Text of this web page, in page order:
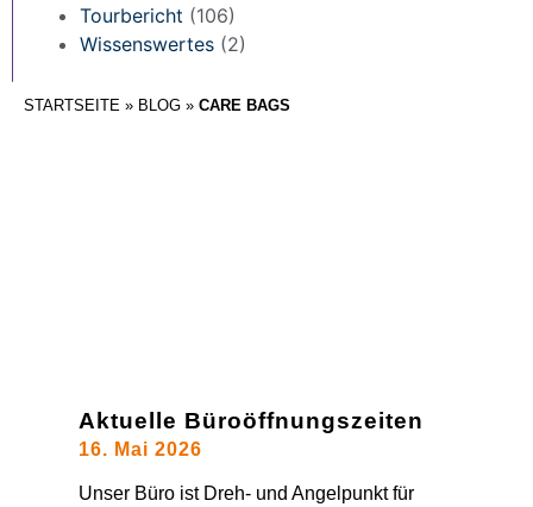
STARTSEITE » BLOG » CARE BAGS
Aktuelle Büroöffnungszeiten
16. Mai 2026
Unser Büro ist Dreh- und Angelpunkt für
Tourbericht (106)
Wissenswertes (2)